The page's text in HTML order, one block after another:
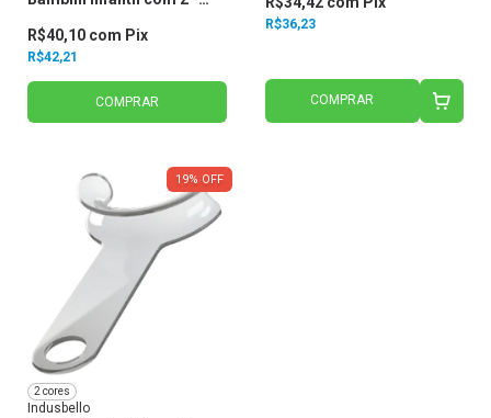
R$42,21
R$40,10 com Pix
COMPRAR
R$36,23
COMPRAR
19% OFF
2 cores
Indusbello